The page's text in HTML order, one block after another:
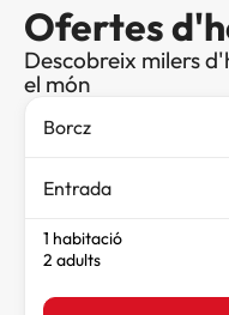
Ofertes
Descobreix milers
el món
Entrada
1 habitació
2 adults